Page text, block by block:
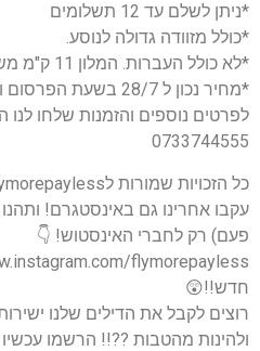
*ניתן לשלם עד 12 תשלומים
*כולל מזוודה גדולה לנוסע.
*לא כולל העברות. המלון 11 ק"מ משדה התעופה
*מחיר נכון ל 28/7 בשעת הפרסום ועתיד להשתנות.
לפרטים נוספים והזמנות שלחו לנו
0733744555
כל הזכויות שמורות לflymorepayless
עקבו אחרינו גם באינסטגרם!
פעם) רק לחברי האינסטוש! 👇
flymorepayless/
חדש!!😲
רוצים לקבל את הדילים שלנו
ולהינות מהטבות ??!! הרשמו עכשיו